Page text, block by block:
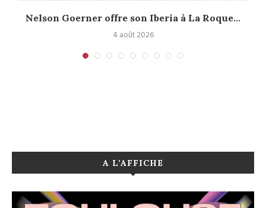
Nelson Goerner offre son Iberia à La Roque...
4 août 2026
A L’AFFICHE